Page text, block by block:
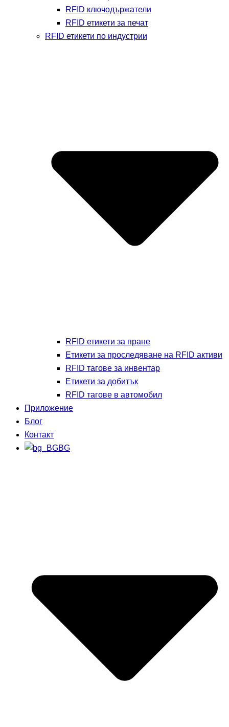
RFID ключодържатели
RFID етикети за печат
RFID етикети по индустрии
RFID етикети за пране
Етикети за проследяване на RFID активи
RFID тагове за инвентар
Етикети за добитък
RFID тагове в автомобил
Приложение
Блог
Контакт
BG